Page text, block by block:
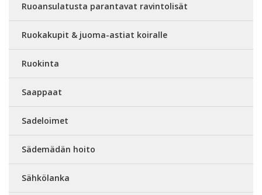
Ruoansulatusta parantavat ravintolisät
Ruokakupit & juoma-astiat koiralle
Ruokinta
Saappaat
Sadeloimet
Sädemädän hoito
Sähkölanka